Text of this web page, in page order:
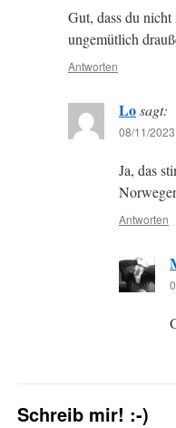
Gut, dass du
ungemütlich
Antworten
Losagt:
08/11/
Ja, das
Antworten
Schreib mir! :-)